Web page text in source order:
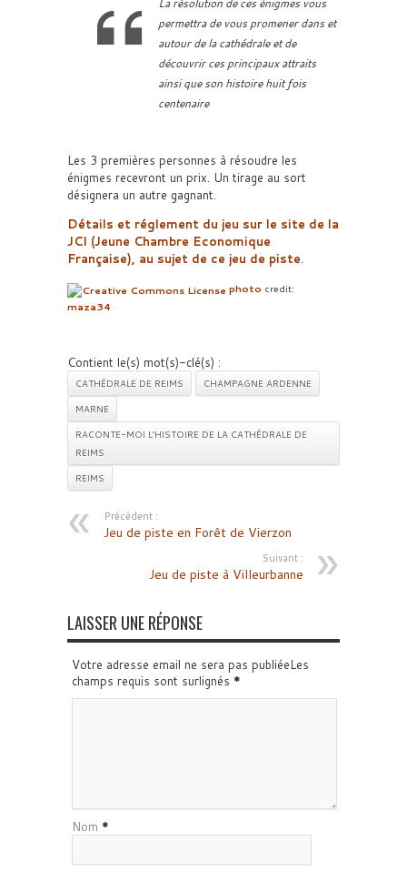
La résolution de ces énigmes vous
permettra de vous promener dans et
autour de la cathédrale et de
découvrir ces principaux attraits
ainsi que son histoire huit fois
centenaire
Les 3 premières personnes à résoudre les
énigmes recevront un prix. Un tirage au sort
désignera un autre gagnant.
Détails et réglement du jeu sur le site de la
JCI (Jeune Chambre Economique
Française), au sujet de ce jeu de piste.
photo credit:
maza34
Contient le(s) mot(s)-clé(s) :
CATHÉDRALE DE REIMS
CHAMPAGNE ARDENNE
MARNE
RACONTE-MOI L’HISTOIRE DE LA CATHÉDRALE DE
REIMS
REIMS
Précédent :
Jeu de piste en Forêt de Vierzon
Suivant :
Jeu de piste à Villeurbanne
LAISSER UNE RÉPONSE
Votre adresse email ne sera pas publiéeLes
champs requis sont surlignés *
Nom *